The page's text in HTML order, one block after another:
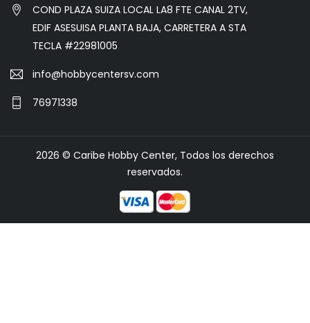
COND PLAZA SUIZA LOCAL LA8 FTE CANAL 2TV,
EDIF ASESUISA PLANTA BAJA, CARRETERA A STA
TECLA #22981005
info@hobbycentersv.com
76971338
2026 © Caribe Hobby Center, Todos los derechos
reservados.